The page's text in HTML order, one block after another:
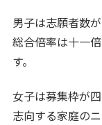
男子は志願者数
総合倍率は十一
す。
女子は募集枠が
志向する家庭の